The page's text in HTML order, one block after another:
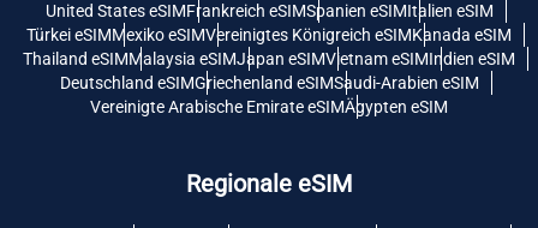
United States eSIMFrankreich eSIMSpanien eSIMItalien eSIM
Türkei eSIMMexiko eSIMVereinigtes Königreich eSIMKanada eSIM
Thailand eSIMMalaysia eSIMJapan eSIMVietnam eSIMIndien eSIM
Deutschland eSIMGriechenland eSIMSaudi-Arabien eSIM
Vereinigte Arabische Emirate eSIMÄgypten eSIM
Regionale eSIM